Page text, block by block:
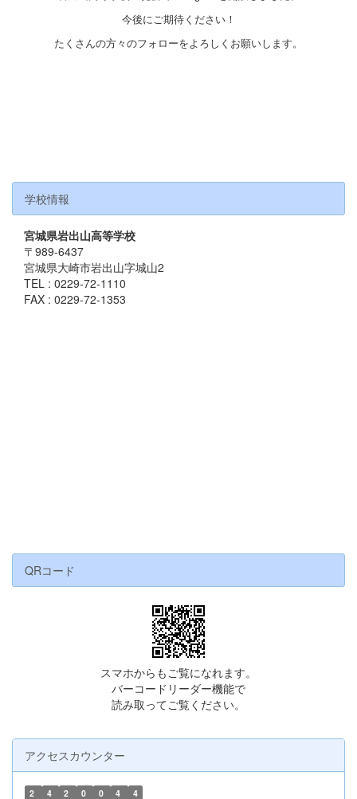
今後にご期待ください！
たくさんの方々のフォローをよろしくお願いします。
学校情報
宮城県岩出山高等学校
〒989-6437
宮城県大崎市岩出山字城山2
TEL : 0229-72-1110
FAX : 0229-72-1353
QRコード
スマホからもご覧になれます。
バーコードリーダー機能で
読み取ってご覧ください。
アクセスカウンター
2 4 2 0 0 4 4